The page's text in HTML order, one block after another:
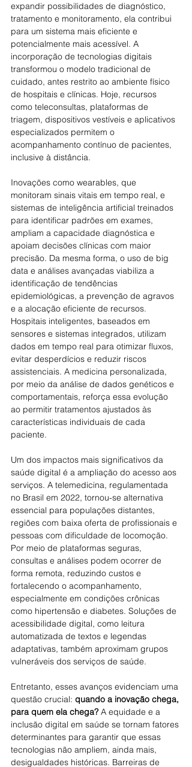
expandir possibilidades de diagnóstico,
tratamento e monitoramento, ela contribui
para um sistema mais eficiente e
potencialmente mais acessível. A
incorporação de tecnologias digitais
transformou o modelo tradicional de
cuidado, antes restrito ao ambiente físico
de hospitais e clínicas. Hoje, recursos
como teleconsultas, plataformas de
triagem, dispositivos vestíveis e aplicativos
especializados permitem o
acompanhamento contínuo de pacientes,
inclusive à distância.
Inovações como wearables, que
monitoram sinais vitais em tempo real, e
sistemas de inteligência artificial treinados
para identificar padrões em exames,
ampliam a capacidade diagnóstica e
apoiam decisões clínicas com maior
precisão. Da mesma forma, o uso de big
data e análises avançadas viabiliza a
identificação de tendências
epidemiológicas, a prevenção de agravos
e a alocação eficiente de recursos.
Hospitais inteligentes, baseados em
sensores e sistemas integrados, utilizam
dados em tempo real para otimizar fluxos,
evitar desperdícios e reduzir riscos
assistenciais. A medicina personalizada,
por meio da análise de dados genéticos e
comportamentais, reforça essa evolução
ao permitir tratamentos ajustados às
características individuais de cada
paciente.
Um dos impactos mais significativos da
saúde digital é a ampliação do acesso aos
serviços. A telemedicina, regulamentada
no Brasil em 2022, tornou-se alternativa
essencial para populações distantes,
regiões com baixa oferta de profissionais e
pessoas com dificuldade de locomoção.
Por meio de plataformas seguras,
consultas e análises podem ocorrer de
forma remota, reduzindo custos e
fortalecendo o acompanhamento,
especialmente em condições crônicas
como hipertensão e diabetes. Soluções de
acessibilidade digital, como leitura
automatizada de textos e legendas
adaptativas, também aproximam grupos
vulneráveis dos serviços de saúde.
Entretanto, esses avanços evidenciam uma
questão crucial: quando a inovação chega,
para quem ela chega? A equidade e a
inclusão digital em saúde se tornam fatores
determinantes para garantir que essas
tecnologias não ampliem, ainda mais,
desigualdades históricas. Barreiras de